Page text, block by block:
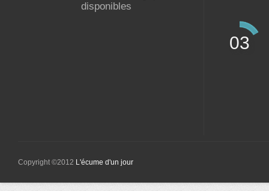
disponibles
03
Copyright ©2012 L'écume d'un jour